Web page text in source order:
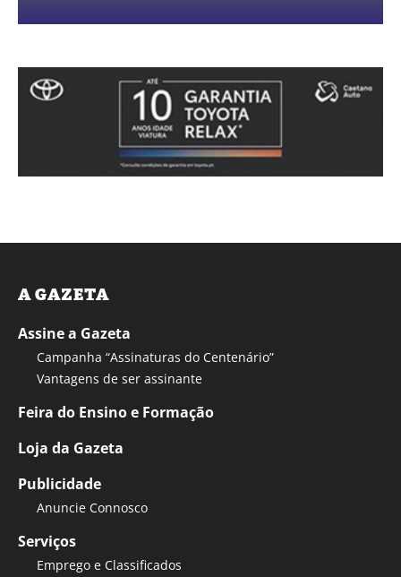
A GAZETA
Assine a Gazeta
Campanha “Assinaturas do Centenário”
Vantagens de ser assinante
Feira do Ensino e Formação
Loja da Gazeta
Publicidade
Anuncie Connosco
Serviços
Emprego e Classificados